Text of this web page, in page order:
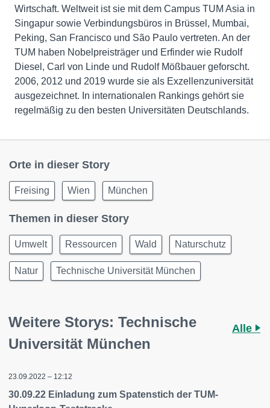
Wirtschaft. Weltweit ist sie mit dem Campus TUM Asia in
Singapur sowie Verbindungsbüros in Brüssel, Mumbai,
Peking, San Francisco und São Paulo vertreten. An der
TUM haben Nobelpreisträger und Erfinder wie Rudolf
Diesel, Carl von Linde und Rudolf Mößbauer geforscht.
2006, 2012 und 2019 wurde sie als Exzellenzuniversität
ausgezeichnet. In internationalen Rankings gehört sie
regelmäßig zu den besten Universitäten Deutschlands.
Orte in dieser Story
Freising Wien München
Themen in dieser Story
Umwelt Ressourcen Wald Naturschutz
Natur Technische Universität München
Weitere Storys: Technische
Universität München
Alle
23.09.2022 – 12:12
30.09.22 Einladung zum Spatenstich der TUM-